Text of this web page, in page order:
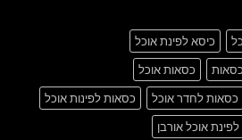
כיסא לפינת אוכל
כסאות
כסאות אוכל
כסאות לחדר אוכל
כסאות לפינות אוכל
אוכל אורבן